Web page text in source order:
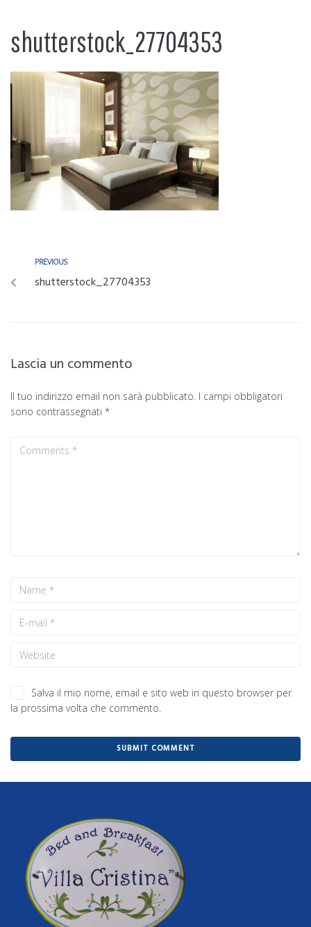
shutterstock_27704353
PREVIOUS
shutterstock_27704353
Lascia un commento
Il tuo indirizzo email non sarà pubblicato. I campi obbligatori
sono contrassegnati *
Salva il mio nome, email e sito web in questo browser per
la prossima volta che commento.